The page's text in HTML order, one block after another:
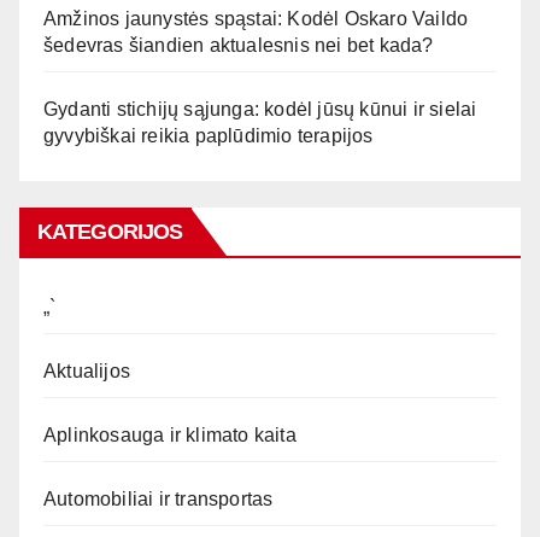
Amžinos jaunystės spąstai: Kodėl Oskaro Vaildo
šedevras šiandien aktualesnis nei bet kada?
Gydanti stichijų sąjunga: kodėl jūsų kūnui ir sielai
gyvybiškai reikia paplūdimio terapijos
KATEGORIJOS
„`
Aktualijos
Aplinkosauga ir klimato kaita
Automobiliai ir transportas